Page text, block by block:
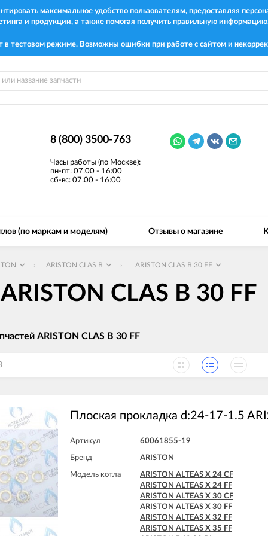
максимальное удобство пользователям, предоставляя
и продукции, а также помогая получить правильную
в тестовом режиме. Возможны ошибки при работе с сайтом и
8 (800) 3500-763
Часы работы (по Москве):
пн-пт: 07:00 - 16:00
сб-вс: 07:00 - 16:00
(по маркам и моделям) Отзывы о магазине
ARISTON CLAS B ARISTON CLAS B 30 FF
CLAS B 30 FF
ARISTON CLAS B 30 FF
Плоская прокладка d:24-17-1.5
Артикул 60061855-19
Бренд ARISTON
Модель котла
ARISTON ALTEAS X 24 CF
ARISTON ALTEAS X 24 FF
ARISTON ALTEAS X 30 CF
ARISTON ALTEAS X 30 FF
ARISTON ALTEAS X 32 FF
ARISTON ALTEAS X 35 FF